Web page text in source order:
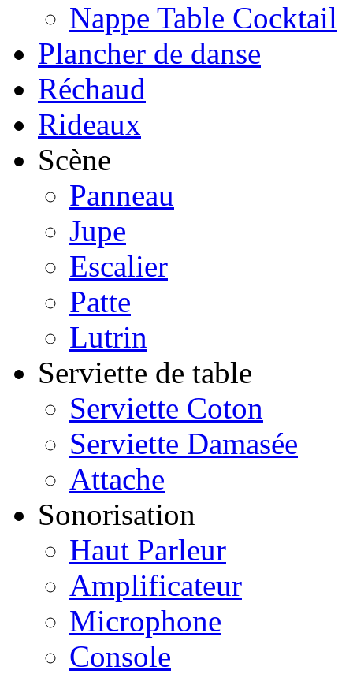
Nappe Table Cocktail
Plancher de danse
Réchaud
Rideaux
Scène
Panneau
Jupe
Escalier
Patte
Lutrin
Serviette de table
Serviette Coton
Serviette Damasée
Attache
Sonorisation
Haut Parleur
Amplificateur
Microphone
Console